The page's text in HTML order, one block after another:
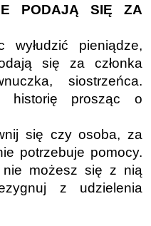
PODAJĄ SIĘ ZA
wyłudzić pieniądze,
się za członka
siostrzeńca.
historię prosząc o
się czy osoba, za
potrzebuje pomocy.
możesz się z nią
z udzielenia